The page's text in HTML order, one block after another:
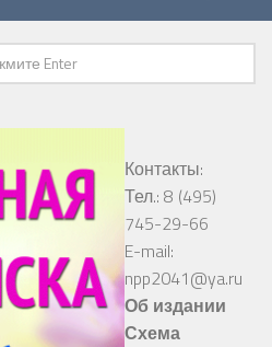
Контакты:
Тел.: 8 (495)
745-29-66
E-mail:
npp2041@ya.ru
Об издании
Схема